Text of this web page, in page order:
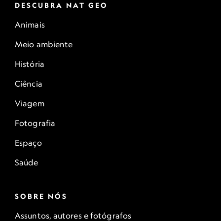
DESCUBRA NAT GEO
Animais
Meio ambiente
História
Ciência
Viagem
Fotografia
Espaço
Saúde
SOBRE NÓS
Assuntos, autores e fotógrafos